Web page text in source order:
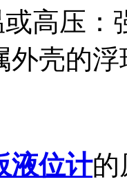
高压
外壳的
液位计的